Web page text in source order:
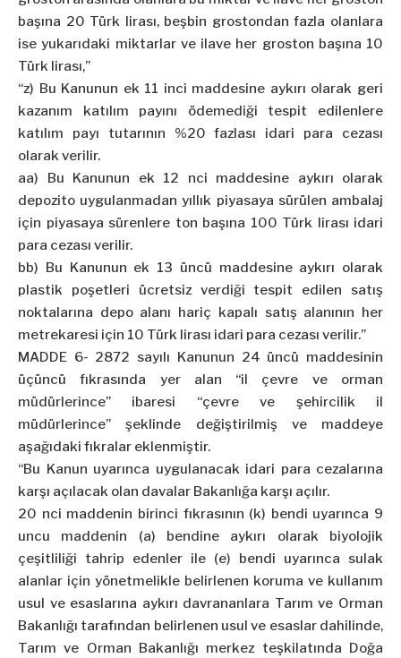
başına 20 Türk lirası, beşbin grostondan fazla olanlara
ise yukarıdaki miktarlar ve ilave her groston başına 10
Türk lirası,”
“z) Bu Kanunun ek 11 inci maddesine aykırı olarak geri
kazanım katılım payını ödemediği tespit edilenlere
katılım payı tutarının %20 fazlası idari para cezası
olarak verilir.
aa) Bu Kanunun ek 12 nci maddesine aykırı olarak
depozito uygulanmadan yıllık piyasaya sürülen ambalaj
için piyasaya sürenlere ton başına 100 Türk lirası idari
para cezası verilir.
bb) Bu Kanunun ek 13 üncü maddesine aykırı olarak
plastik poşetleri ücretsiz verdiği tespit edilen satış
noktalarına depo alanı hariç kapalı satış alanının her
metrekaresi için 10 Türk lirası idari para cezası verilir.”
MADDE 6- 2872 sayılı Kanunun 24 üncü maddesinin
üçüncü fıkrasında yer alan “il çevre ve orman
müdürlerince” ibaresi “çevre ve şehircilik il
müdürlerince” şeklinde değiştirilmiş ve maddeye
aşağıdaki fıkralar eklenmiştir.
“Bu Kanun uyarınca uygulanacak idari para cezalarına
karşı açılacak olan davalar Bakanlığa karşı açılır.
20 nci maddenin birinci fıkrasının (k) bendi uyarınca 9
uncu maddenin (a) bendine aykırı olarak biyolojik
çeşitliliği tahrip edenler ile (e) bendi uyarınca sulak
alanlar için yönetmelikle belirlenen koruma ve kullanım
usul ve esaslarına aykırı davrananlara Tarım ve Orman
Bakanlığı tarafından belirlenen usul ve esaslar dahilinde,
Tarım ve Orman Bakanlığı merkez teşkilatında Doğa